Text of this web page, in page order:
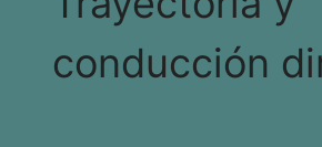
conducción